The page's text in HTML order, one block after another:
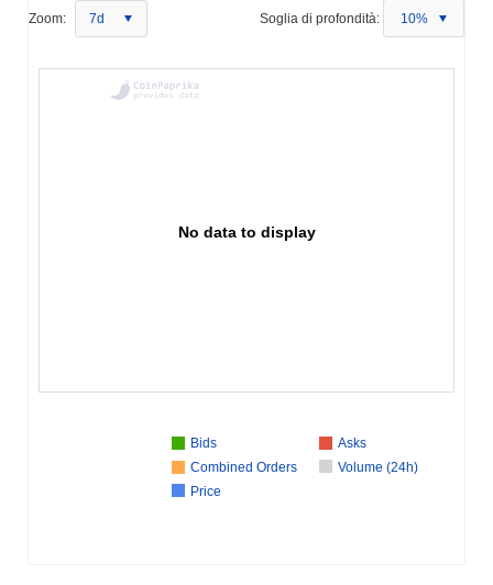
Zoom: 7d Soglia di profondità: 10%
No data to display
Bids
Asks
Combined Orders
Volume (24h)
Price